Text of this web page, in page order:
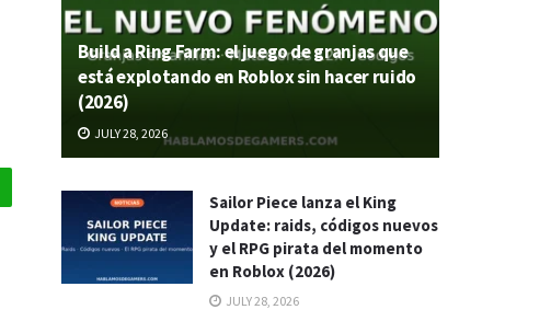
Build a Ring Farm: el juego de granjas que
está explotando en Roblox sin hacer ruido
(2026)
JULY 28, 2026
Sailor Piece lanza el King
Update: raids, códigos nuevos
y el RPG pirata del momento
en Roblox (2026)
JULY 28, 2026